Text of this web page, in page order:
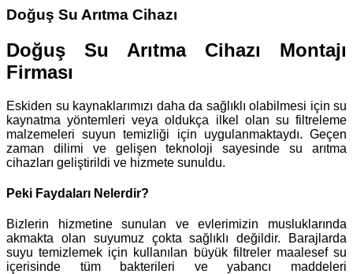
Doğuş Su Arıtma Cihazı
Doğuş Su Arıtma Cihazı Montajı
Firması
Eskiden su kaynaklarımızı daha da sağlıklı olabilmesi için su
kaynatma yöntemleri veya oldukça ilkel olan su filtreleme
malzemeleri suyun temizliği için uygulanmaktaydı. Geçen
zaman dilimi ve gelişen teknoloji sayesinde su arıtma
cihazları geliştirildi ve hizmete sunuldu.
Peki Faydaları Nelerdir?
Bizlerin hizmetine sunulan ve evlerimizin musluklarında
akmakta olan suyumuz çokta sağlıklı değildir. Barajlarda
suyu temizlemek için kullanılan büyük filtreler maalesef su
içerisinde tüm bakterileri ve yabancı maddeleri